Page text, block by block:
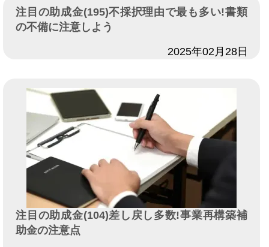
注目の助成金(195)不採択理由で最も多い!書類
の不備に注意しよう
2025年02月28日
注目の助成金(104)差し戻し多数!事業再構築補
助金の注意点